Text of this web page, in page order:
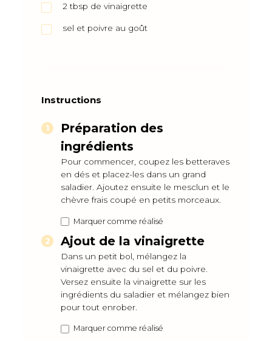
2 tbsp de vinaigrette
sel et poivre au goût
Instructions
Préparation des
ingrédients
Pour commencer, coupez les betteraves
en dés et placez-les dans un grand
saladier. Ajoutez ensuite le mesclun et le
chèvre frais coupé en petits morceaux.
Marquer comme réalisé
Ajout de la vinaigrette
Dans un petit bol, mélangez la
vinaigrette avec du sel et du poivre.
Versez ensuite la vinaigrette sur les
ingrédients du saladier et mélangez bien
pour tout enrober.
Marquer comme réalisé